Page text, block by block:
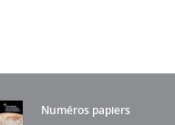
Numéros papiers